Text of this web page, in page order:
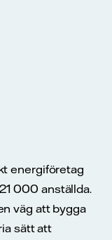
energiföretag
000 anställda.
väg att bygga
sätt att